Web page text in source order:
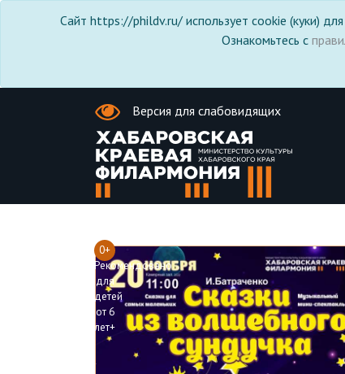
Сайт https://phildv.ru/ использует cookie (куки)
Ознакомьтесь с
Версия для слабовидящих
0+
Рекомендовано
для
детей
от 6
лет+